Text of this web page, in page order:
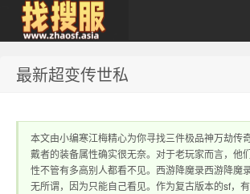
zhaosf传奇私服发
最新超变传世私
本文由小编寒江梅精心为你寻找三件极品神万劫
戴者的装备属性确实很无奈。对于老玩家而言，他
性不管有多高别人都看不见。西游降魔录西游降
无所谓，因为只能自己看见。作为复古版本的sf，